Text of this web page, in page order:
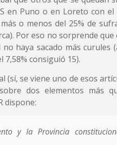
en Puno o en Loreto con
o menos del 25% de
Por eso no sorprende
haya sacado más curules
7,58% consiguió 15).
se viene uno de esos
dos elementos más
dispone:
y la Provincia